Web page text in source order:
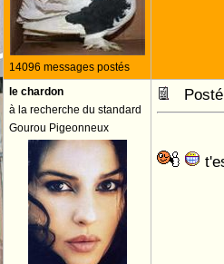
14096 messages postés
le chardon
à la recherche du standard
Gourou Pigeonneux